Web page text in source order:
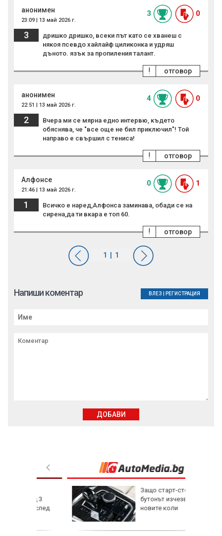
Защо старт-стоп
бутонът изчезва от
новите коли
анонимен
23:09 | 13 май 2026 г.
3 0
3
дришко дришко, всеки път като се хванеш с
някоя псевдо хайлайф циликонка и удряш
дъното. язък за пропиления талант.
отговор
!
анонимен
22:51 | 13 май 2026 г.
4 0
2
Вчера ми се мярна едно интервю, където
обяснява, че "все още не бил приключил"! Той
направо е свършил с тениса!
отговор
!
Алфонсе
21:46 | 13 май 2026 г.
0 1
1
Всичко е наред,Алфонса заминава, обади се на
сирена,да ти вкара е топ 60.
отговор
!
Напиши коментар ВЛЕЗ РЕГИСТРАЦИЯ
ДОБАВИ